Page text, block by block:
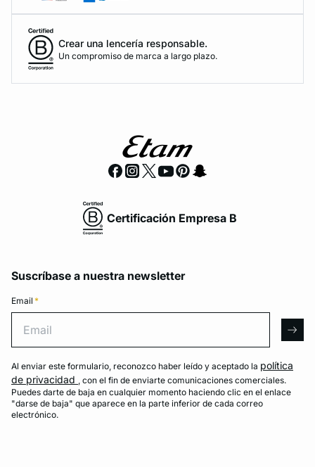
Crear una lencería responsable.
Un compromiso de marca a largo plazo.
Certificación Empresa B
Suscríbase a nuestra newsletter
Email *
Al enviar este formulario, reconozco haber leído y aceptado la política
de privacidad , con el fin de enviarte comunicaciones comerciales.
Puedes darte de baja en cualquier momento haciendo clic en el enlace
"darse de baja" que aparece en la parte inferior de cada correo
electrónico.